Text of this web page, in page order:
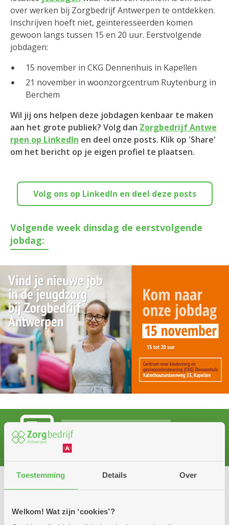
Toestemming Details Over
Welkom! Wat zijn ‘cookies’?
over werken bij Zorgbedrijf Antwerpen te ontdekken.
Inschrijven hoeft niet, geïnteresseerden komen
gewoon langs tussen 15 en 20 uur. Eerstvolgende
jobdagen:
15 november in CKG Dennenhuis in Kapellen
21 november in woonzorgcentrum Ruytenburg in
Berchem
Wil jij ons helpen deze jobdagen kenbaar te maken
aan het grote publiek? Volg dan Zorgbedrijf Antwe
rpen op LinkedIn en deel onze posts. Klik op 'Share'
om het bericht op je eigen profiel te plaatsen.
Volg ons op LinkedIn en deel deze posts
Volgende week dinsdag de eerstvolgende
jobdag:
Wat moet je doen om deze premie te
ontvangen?